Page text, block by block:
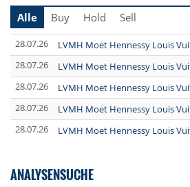
Alle
Buy Hold Sell
28.07.26 LVMH Moet Hennessy Louis
28.07.26
LVMH Moet Hennessy Louis
28.07.26
LVMH Moet Hennessy Louis
28.07.26
LVMH Moet Hennessy Louis
28.07.26
LVMH Moet Hennessy Louis
ANALYSENSUCHE